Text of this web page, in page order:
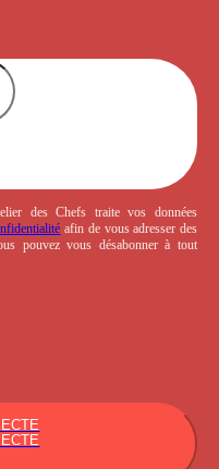
des Chefs traite vos données
afin de vous adresser des
pouvez vous désabonner à tout